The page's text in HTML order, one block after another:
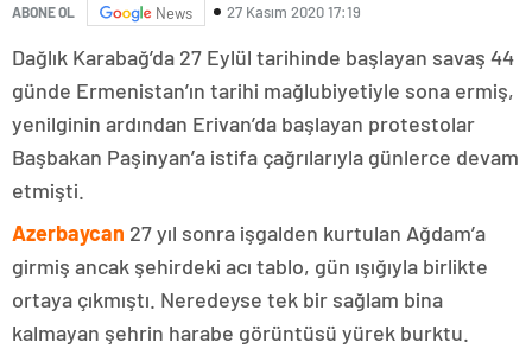
ABONE OL News 27 Kasım 2020 17:19
Dağlık Karabağ’da 27 Eylül tarihinde başlayan savaş 44
günde Ermenistan’ın tarihi mağlubiyetiyle sona ermiş,
yenilginin ardından Erivan’da başlayan protestolar
Başbakan Paşinyan’a istifa çağrılarıyla günlerce devam
etmişti.
Azerbaycan 27 yıl sonra işgalden kurtulan Ağdam’a
girmiş ancak şehirdeki acı tablo, gün ışığıyla birlikte
ortaya çıkmıştı. Neredeyse tek bir sağlam bina
kalmayan şehrin harabe görüntüsü yürek burktu.